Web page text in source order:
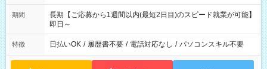
期間
長期【ご応募から1週間以内(最短2日目)のスピード就業が可能】
即日～
特徴 日払いOK / 履歴書不要 / 電話対応なし / パソコンスキル不要